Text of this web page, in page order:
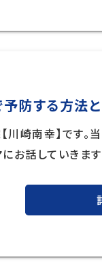
防する方法と
崎南幸】です。
お話していきま